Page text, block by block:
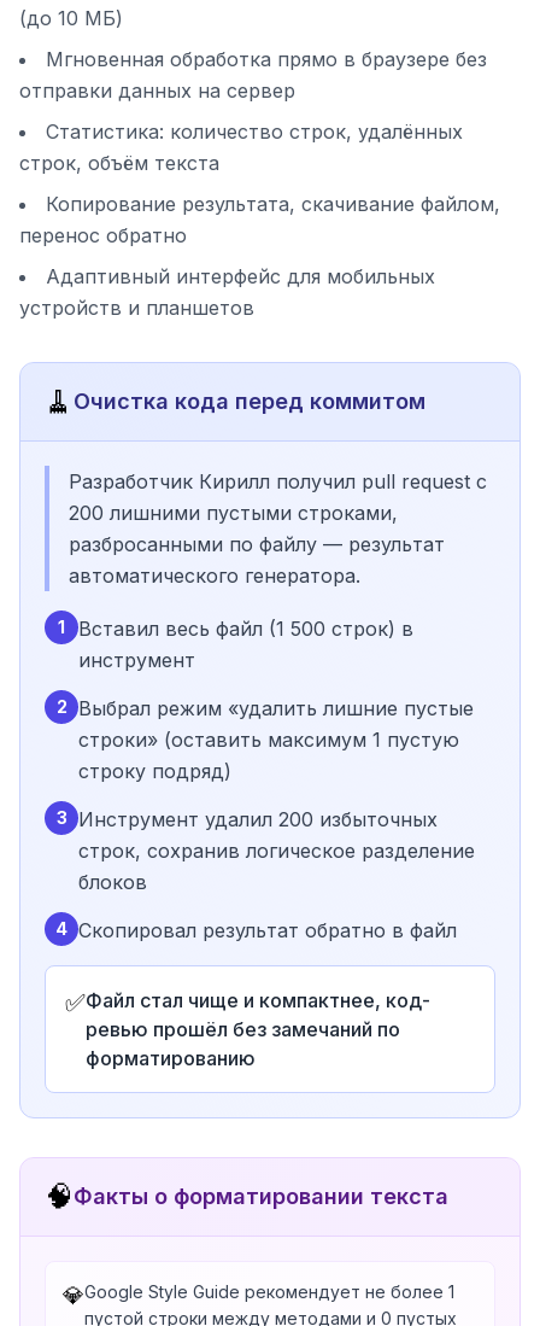
(до 10 МБ)
Мгновенная обработка прямо в браузере без
отправки данных на сервер
Статистика: количество строк, удалённых
строк, объём текста
Копирование результата, скачивание файлом,
перенос обратно
Адаптивный интерфейс для мобильных
устройств и планшетов
🧹 Очистка кода перед коммитом
Разработчик Кирилл получил pull request с
200 лишними пустыми строками,
разбросанными по файлу — результат
автоматического генератора.
1
Вставил весь файл (1 500 строк) в
инструмент
2
Выбрал режим «удалить лишние пустые
строки» (оставить максимум 1 пустую
строку подряд)
3
Инструмент удалил 200 избыточных
строк, сохранив логическое разделение
блоков
4 Скопировал результат обратно в файл
✅Файл стал чище и компактнее, код-
ревью прошёл без замечаний по
форматированию
🧠Факты о форматировании текста
💎Google Style Guide рекомендует не более 1
пустой строки между методами и 0 пустых